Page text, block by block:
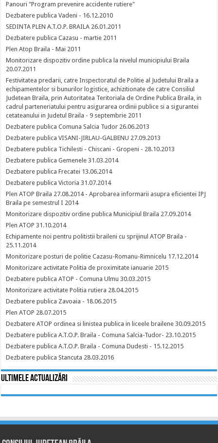
Panouri "Program prevenire accidente rutiere"
Dezbatere publica Vadeni - 16.12.2010
SEDINTA PLEN A.T.O.P. BRAILA 26.01.2011
Dezbatere publica Cazasu - martie 2011
Plen Atop Braila - Mai 2011
Monitorizare dispozitiv ordine publica la nivelul municipiului Braila
20.07.2011
Festivitatea predarii, catre Inspectoratul de Politie al Judetului Braila a
echipamentelor si bunurilor logistice, achizitionate de catre Consiliul
Judetean Braila, prin Autoritatea Teritoriala de Ordine Publica Braila, in
cadrul parteneriatului pentru asigurarea ordinii publice si a sigurantei
cetateanului in Judetul Braila - 9 septembrie 2011
Dezbatere publica Comuna Salcia Tudor 26.06.2013
Dezbatere publica VISANI-JIRLAU-GALBENU 27.09.2013
Dezbatere publica Tichilesti - Chiscani - Gropeni - 28.10.2013
Dezbatere publica Gemenele 31.03.2014
Dezbatere publica Frecatei 13.06.2014
Dezbatere publica Victoria 31.07.2014
Plen ATOP Braila 27.08.2014 - Aprobarea informarii asupra eficientei IPJ
Braila pe semestrul I 2014
Monitorizare dispozitiv ordine publica Municipiul Braila 27.09.2014
Plen ATOP 31.10.2014
Echipamente noi pentru politistii braileni cu sprijinul ATOP Braila -
25.11.2014
Monitorizare posturi de politie Cazasu-Romanu-Rimnicelu 17.12.2014
Monitorizare activitate Politia de proximitate ianuarie 2015
Dezbatere publica ATOP - Comuna Ulmu 30.03.2015
Monitorizare activitate Politia rutiera 28.04.2015
Dezbatere publica Zavoaia - 18.06.2015
Plen ATOP 28.07.2015
Dezbatere ATOP ordinea si linistea publica in liceele brailene 30.09.2015
Dezbatere publica A.T.O.P. Braila - Comuna Salcia-Tudor- 23.10.2015
Dezbatere publica A.T.O.P. Braila - Comuna Dudesti - 15.12.2015
Dezbatere publica Stancuta 28.03.2016
Ultimele actualizări